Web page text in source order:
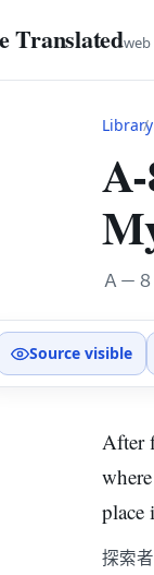
Translated
Library
Ａ－
Source visible
After
place
探索